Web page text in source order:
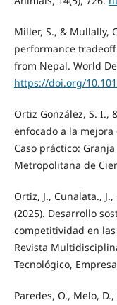
Miller, S., & Mullally,
performance
from Nepal. World
https://doi.org/
Ortiz González, S. I.,
enfocado a la
Caso práctico:
Metropolitana de
Ortiz, J., Cunalata.,
(2025). Desarrollo
competitividad en
Revista
Tecnológico,
Paredes, O., Melo,